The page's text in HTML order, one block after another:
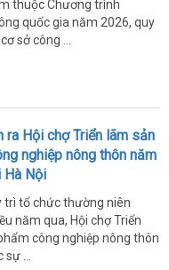
thuộc Chương trình
quốc gia năm 2026, quy
sở công ...
ra Hội chợ Triển lãm sản
nghiệp nông thôn năm
Nội
trì tổ chức thường niên
năm qua, Hội chợ Triển
công nghiệp nông thôn
sự ...